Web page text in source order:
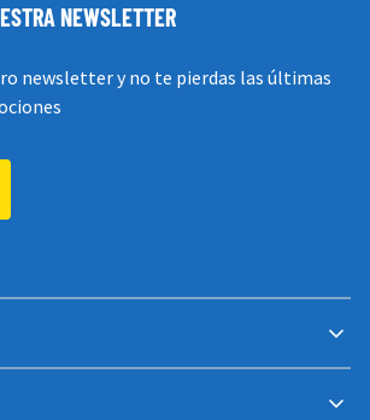
NEWSLETTER
newsletter y no te pierdas las últimas